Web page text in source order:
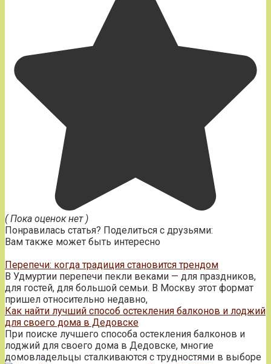
( Пока оценок нет )
Понравилась статья? Поделиться с друзьями:
Вам также может быть интересно
Перепечи: когда традиция становится трендом
В Удмуртии перепечи пекли веками — для праздников,
для гостей, для большой семьи. В Москву этот формат
пришел относительно недавно,
Как найти лучший способ остекления балконов и лоджий
для своего дома в Дедовске
При поиске лучшего способа остекления балконов и
лоджий для своего дома в Дедовске, многие
домовладельцы сталкиваются с трудностями в выборе